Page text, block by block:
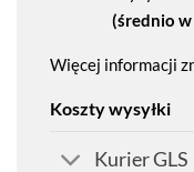
(średnio
Więcej informacji
Koszty wysyłki
Kurier GLS